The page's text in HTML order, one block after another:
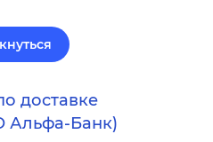
доставке
Альфа-Банк)